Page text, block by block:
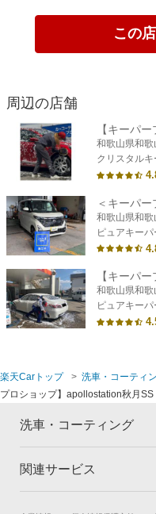
この
周辺の店舗
和歌山県和
クリスタルキ
和歌山県和歌
ピュアキーパ
【キーパ
和歌山県和
ピュアキーパ
楽天Carトップ 洗車・コーティ
プロショップ】apollostation秋月SS
洗車・コーティング
トップ
関連サービス